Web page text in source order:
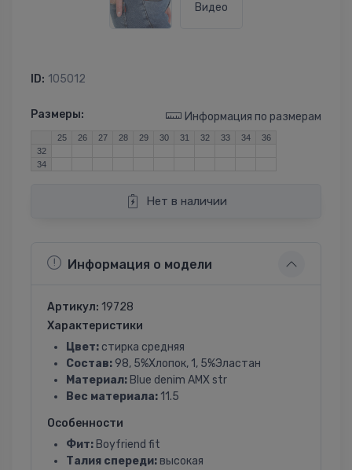
Видео
ID: 105012
Размеры: Информация по размерам
25 26 27 28 29 30 31 32 33 34
36
32
34
Нет в наличии
Информация о модели
Артикул: 19728
Характеристики
Цвет: стирка средняя
Состав: 98, 5%Хлопок, 1, 5%Эластан
Материал: Blue denim AMX str
Вес материала: 11.5
Особенности
Фит: Boyfriend fit
Талия спереди: высокая